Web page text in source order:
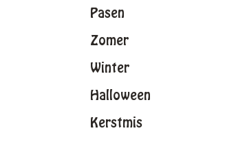
Pasen
Zomer
Winter
Halloween
Kerstmis